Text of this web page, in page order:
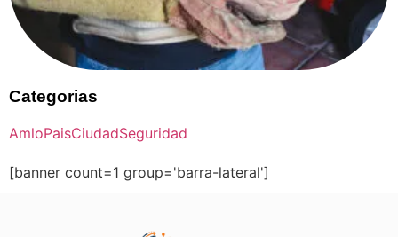
Categorias
AmloPaisCiudadSeguridad
[banner count=1 group='barra-lateral']